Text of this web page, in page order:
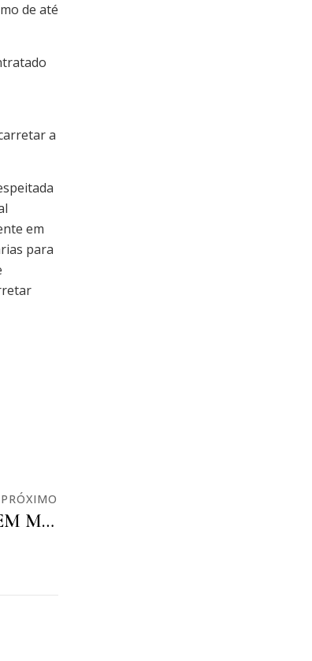
de até
a
em
para
PRÓXIMO
LAYOFF(S) X DEMISSÃO EM MASSA: QUAL A DIFERENÇA?